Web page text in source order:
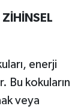
enerji
Bu kokuların
veya